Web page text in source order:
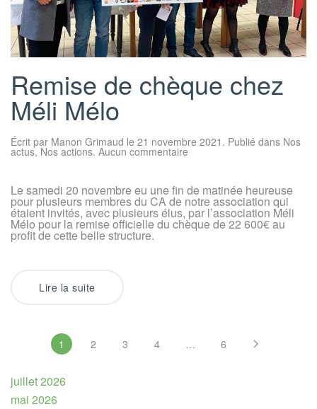
Remise de chèque chez
Méli Mélo
Écrit par Manon Grimaud le 21 novembre 2021 . Publié dans Nos
actus, Nos actions. Aucun commentaire
chez
Méli
Mélo
Le samedi 20 novembre eu une fin de matinée heureuse
pour plusieurs membres du CA de notre association qui
étaient invités, avec plusieurs élus, par l’association Méli
Mélo pour la remise officielle du chèque de 22 600€ au
profit de cette belle structure.
Lire la suite
1 2 3 4 … 6
juillet 2026
mai 2026